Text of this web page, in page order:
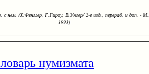
с нем. /Х.Фенглер, Г.Гироу, В.Унгер/ 2-е изд., перераб. и доп. -
1993)
нумизмата